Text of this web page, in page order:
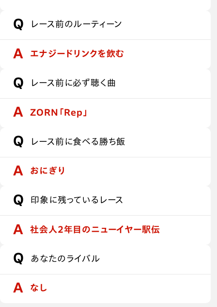
レース前のルーティーン
エナジードリンクを飲む
レース前に必ず聴く曲
ZORN「Rep」
レース前に食べる勝ち飯
おにぎり
印象に残っているレース
社会人2年目のニューイヤー駅伝
あなたのライバル
なし